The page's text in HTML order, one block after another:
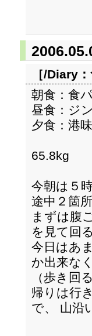
［/Diary：
朝食：食
昼食：ジ
夕食：港
65.8kg
今朝は５
途中２箇
まずは腹
を見て回る
今日はあ
か出来な
（歩き回
帰りは行
で、 山沿